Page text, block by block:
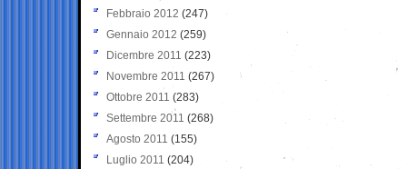
Febbraio 2012 (247)
Gennaio 2012 (259)
Dicembre 2011 (223)
Novembre 2011 (267)
Ottobre 2011 (283)
Settembre 2011 (268)
Agosto 2011 (155)
Luglio 2011 (204)